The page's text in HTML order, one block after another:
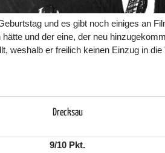
und es gibt noch einiges an
und der eine, der neu
weshalb er freilich keinen Einzug in die
Drecksau
9/10 Pkt.